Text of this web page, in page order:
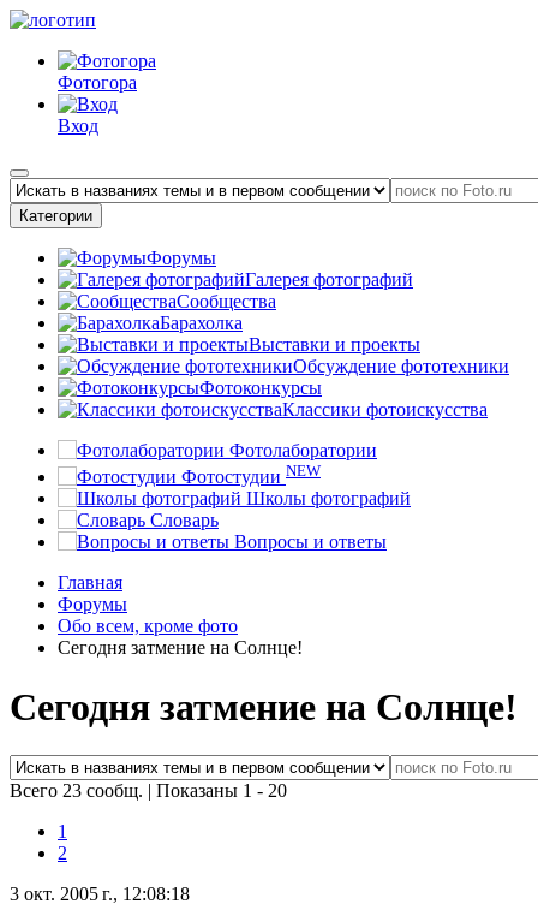
Фотогора
Вход
Категории
Форумы
Галерея фотографий
Сообщества
Барахолка
Выставки и проекты
Обсуждение фототехники
Фотоконкурсы
Классики фотоискусства
Фотолаборатории
Фотостудии NEW
Школы фотографий
Словарь
Вопросы и ответы
Главная
Форумы
Обо всем, кроме фото
Сегодня затмение на Солнце!
Сегодня затмение на Солнце!
Всего 23 сообщ. | Показаны 1 - 20
1
2
3 окт. 2005 г., 12:08:18